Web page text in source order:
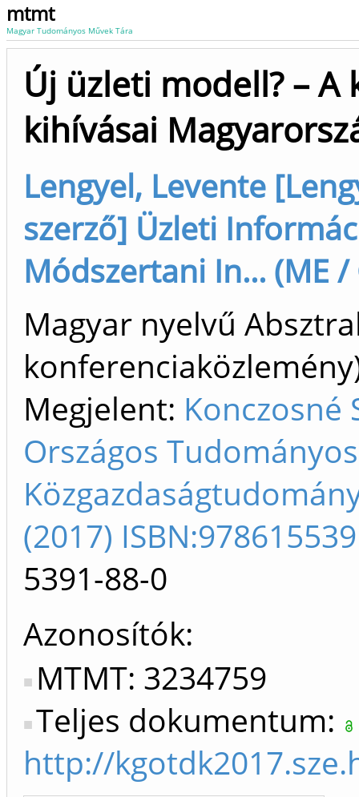
mtmt
Magyar Tudományos Művek Tára
Új üzleti modell? – A
kihívásai
Lengyel, Levente
szerző] Üzleti
Módszertani In... (ME /
Magyar nyelvű
Megjelent: Konczosné
Országos
(2017)
5391-88-0
Azonosítók
MTMT: 3234759
Teljes dokumentum:
http://